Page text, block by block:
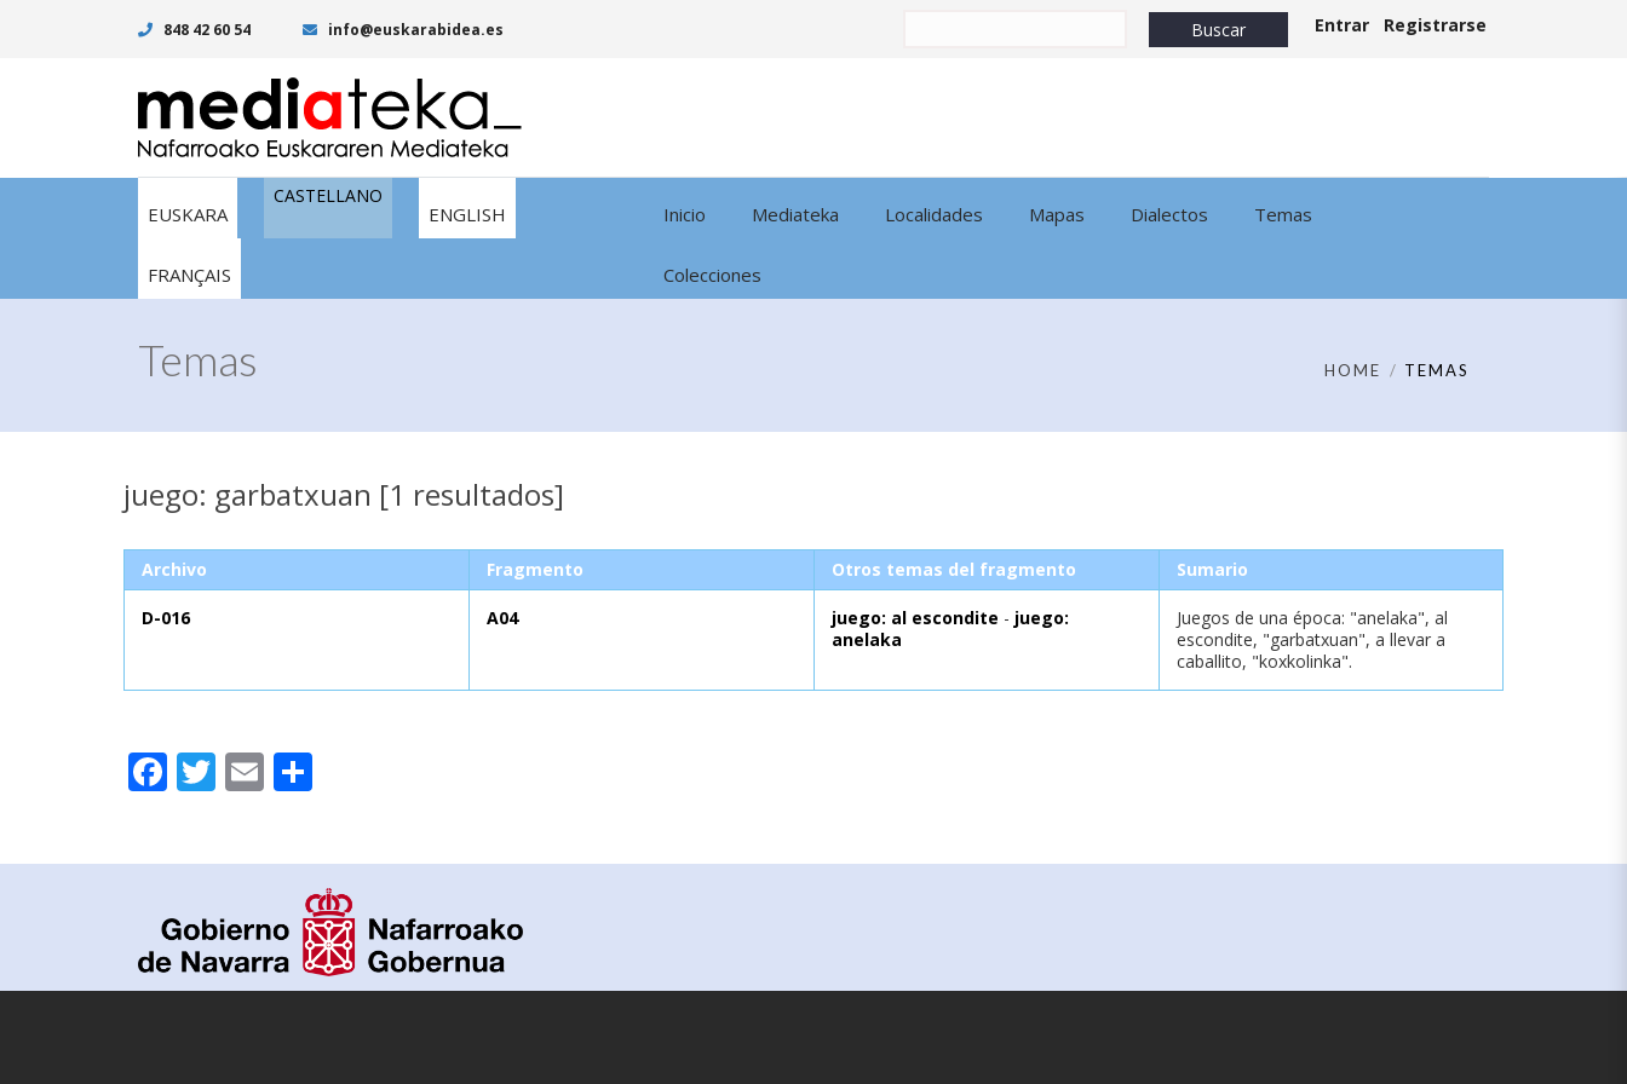
848 42 60 54 info@euskarabidea.es Entrar Registrarse
EUSKARA
CASTELLANO
ENGLISH
FRANÇAIS
Inicio Mediateka Localidades Mapas Dialectos Temas
Colecciones
Temas HOME TEMAS
juego: garbatxuan [1 resultados]
Archivo Fragmento Otros temas del fragmento Sumario
D-016 A04 juego: al escondite - juego:
anelaka
Juegos de una época: "anelaka", al
escondite, "garbatxuan", a llevar a
caballito, "koxkolinka".
Facebook
Twitter
Email